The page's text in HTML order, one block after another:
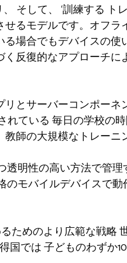
そして、 ‘訓練する ト
るモデルです。オフ
場合でもデバイスの使
反復的なアプローチ
とサーバーコンポー
れている 毎日の学校の
師の大規模なトレーニ
透明性の高い方法で管
モバイルデバイスで動
ためのより広範な戦略
国では子どものわずか